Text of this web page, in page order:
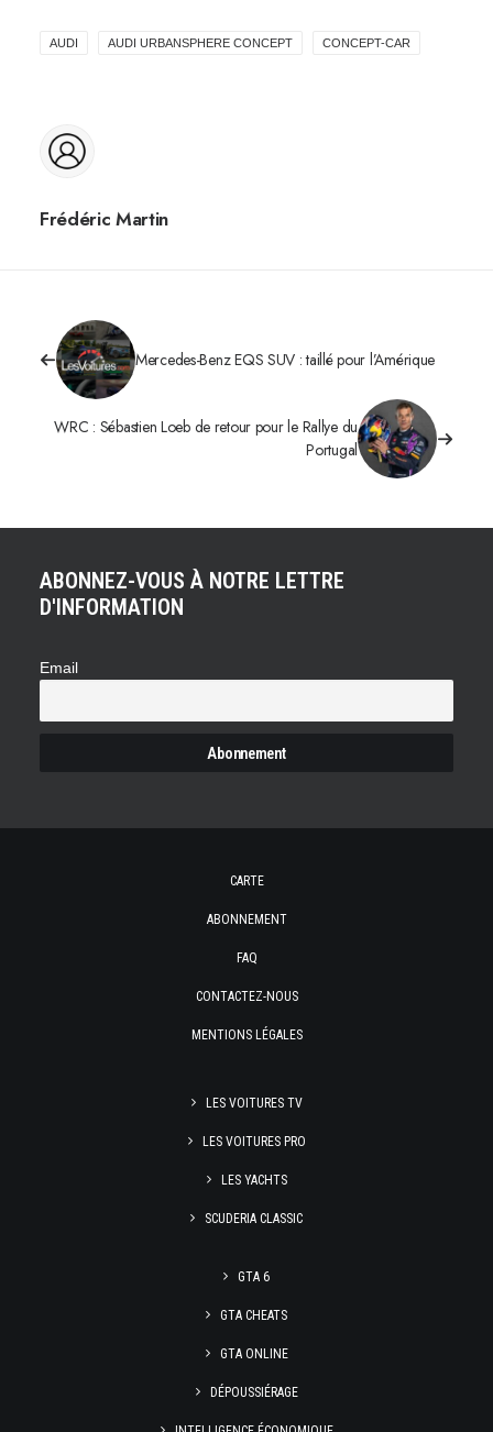
AUDI AUDI URBANSPHERE CONCEPT CONCEPT-CAR
Frédéric Martin
Mercedes-Benz EQS SUV : taillé pour l’Amérique
WRC : Sébastien Loeb de retour pour le Rallye du
Portugal
ABONNEZ-VOUS À NOTRE LETTRE
D'INFORMATION
Email
CARTE
ABONNEMENT
FAQ
CONTACTEZ-NOUS
MENTIONS LÉGALES
LES VOITURES TV
LES VOITURES PRO
LES YACHTS
SCUDERIA CLASSIC
GTA 6
GTA CHEATS
GTA ONLINE
DÉPOUSSIÉRAGE